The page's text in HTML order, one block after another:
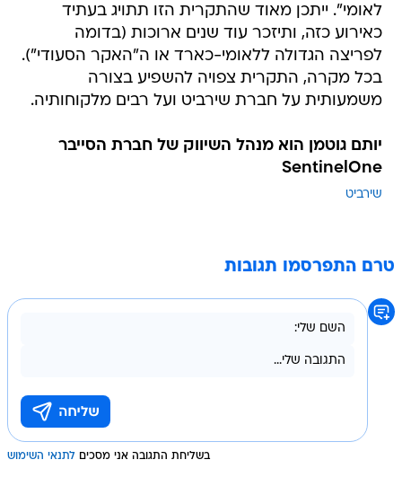
לאומי". ייתכן מאוד שהתקרית הזו תתויג בעתיד
כאירוע כזה, ותיזכר עוד שנים ארוכות (בדומה
לפריצה הגדולה ללאומי-כארד או ה"האקר הסעודי").
בכל מקרה, התקרית צפויה להשפיע בצורה
משמעותית על חברת שירביט ועל רבים מלקוחותיה.
יותם גוטמן הוא מנהל השיווק של חברת הסייבר
SentinelOne
שירביט
טרם התפרסמו תגובות
בשליחת התגובה אני מסכים לתנאי השימוש